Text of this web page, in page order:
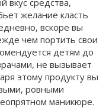
вкус средства,
желание класть
вскоре вы
чем портить свои
детям до
не вызывает
этому продукту вы
ровными
маникюре.